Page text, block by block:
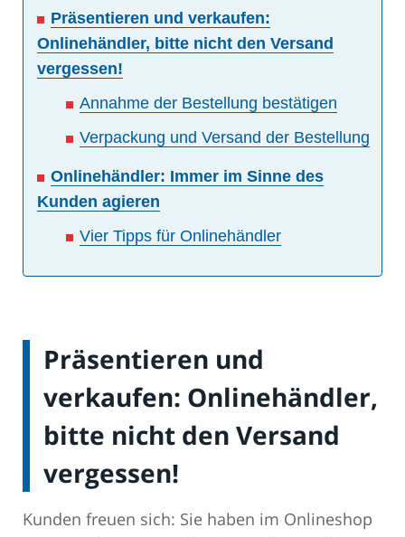
Präsentieren und verkaufen:
Onlinehändler, bitte nicht den Versand
vergessen!
Annahme der Bestellung bestätigen
Verpackung und Versand der Bestellung
Onlinehändler: Immer im Sinne des
Kunden agieren
Vier Tipps für Onlinehändler
Präsentieren und
verkaufen: Onlinehändler,
bitte nicht den Versand
vergessen!
Kunden freuen sich: Sie haben im Onlineshop